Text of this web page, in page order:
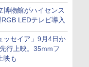
博物館がハイセンス
LEDテレビ導入
ッセイア」9月4日か
行上映。35mmフ
映も